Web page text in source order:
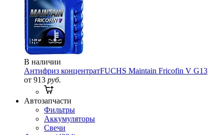
В наличии
Антифриз концентратFUCHS Maintain Fricofin V G13
от 913 руб.
Автозапчасти
Фильтры
Аккумуляторы
Свечи